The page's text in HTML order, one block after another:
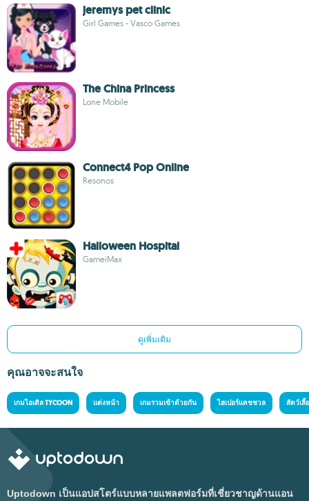
jeremys pet clinic
Girl Games - Vasco Games
The China Princess
Lone Mobile
Connect4 Pop Online
Resonos
Halloween Hospital
GameiMax
ดูเพิ่มเติม
คุณอาจจะสนใจ
เกมไอเดิล TYCOON แต่งหน้า เกมรวมเข้าด้วยกัน ไฮเปอร์แคชชวล สัตว์เลี้
Uptodown เป็นแอปสโตร์แบบหลายแพลตฟอร์มที่เชี่ยวชาญด้านแอน